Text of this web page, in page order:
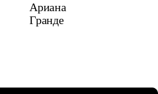
Ариана
Гранде